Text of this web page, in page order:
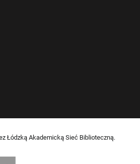
Łódzką Akademicką Sieć Biblioteczną.